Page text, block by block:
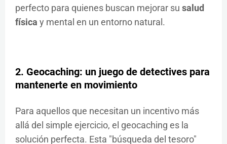
perfecto para quienes buscan mejorar su salud
física y mental en un entorno natural.
2. Geocaching: un juego de detectives para
mantenerte en movimiento
Para aquellos que necesitan un incentivo más
allá del simple ejercicio, el geocaching es la
solución perfecta. Esta "búsqueda del tesoro"